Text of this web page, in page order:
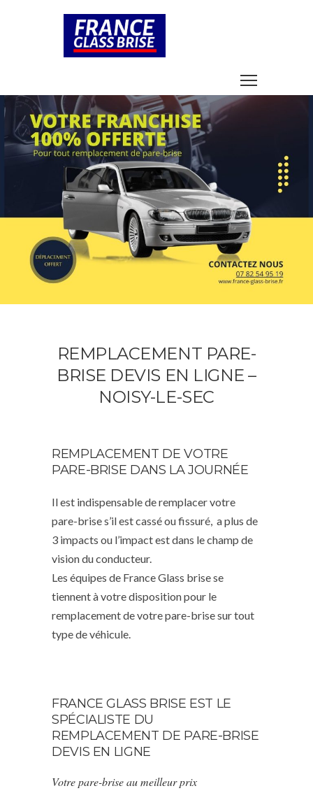
REMPLACEMENT PARE-
BRISE DEVIS EN LIGNE –
NOISY-LE-SEC
REMPLACEMENT DE VOTRE
PARE-BRISE DANS LA JOURNÉE
Il est indispensable de remplacer votre
pare-brise s’il est cassé ou fissuré, a plus de
3 impacts ou l’impact est dans le champ de
vision du conducteur.
Les équipes de France Glass brise se
tiennent à votre disposition pour le
remplacement de votre pare-brise sur tout
type de véhicule.
FRANCE GLASS BRISE EST LE
SPÉCIALISTE DU
REMPLACEMENT DE PARE-BRISE
DEVIS EN LIGNE
Votre pare-brise au meilleur prix